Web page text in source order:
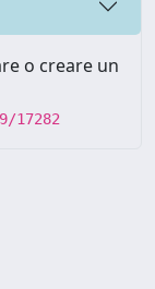
o creare un
17282